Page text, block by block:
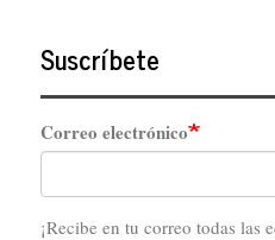
Suscríbete
Correo electrónico
¡Recibe en tu correo todas las